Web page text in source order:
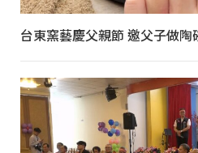
台東窯藝慶父親節 邀父子做陶